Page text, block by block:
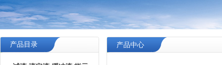
产品目录 产品中心